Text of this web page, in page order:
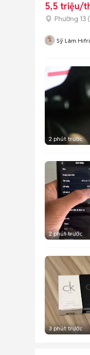
5,5 triệu/
Phường 13 (
Sỹ Lâm
2 phút trước
2 phút trước
3 phút trước